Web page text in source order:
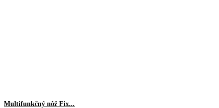
Multifunkčný nôž Fix...